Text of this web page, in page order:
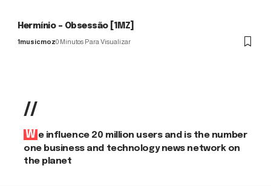
Hermínio – Obsessão [1MZ]
1musicmoz0 Minutos Para Visualizar
//
We influence 20 million users and is the number
one business and technology news network on
the planet